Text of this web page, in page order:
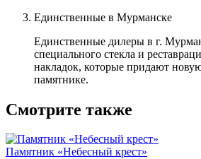
Единственные в Мурманске
Единственные дилеры в г.
специального стекла и
накладок, которые придают
памятнике.
Смотрите также
Памятник «Небесный крест»